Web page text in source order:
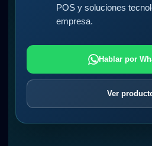
POS y soluciones
empresa.
Hablar por
Ver